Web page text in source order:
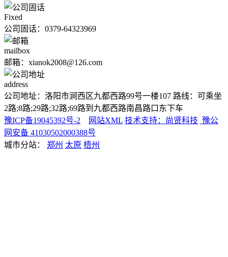
Fixed
公司固话：0379-64323969
mailbox
邮箱：xianok2008@126.com
address
公司地址：洛阳市涧西区九都西路99号一楼107 路线：可乘坐
2路;8路;29路;32路;69路到九都西路南昌路口东下车
豫ICP备19045392号-2
网站XML 技术支持：尚贤科技 豫公
网安备 41030502000388号
城市分站：
郑州 太原 梧州